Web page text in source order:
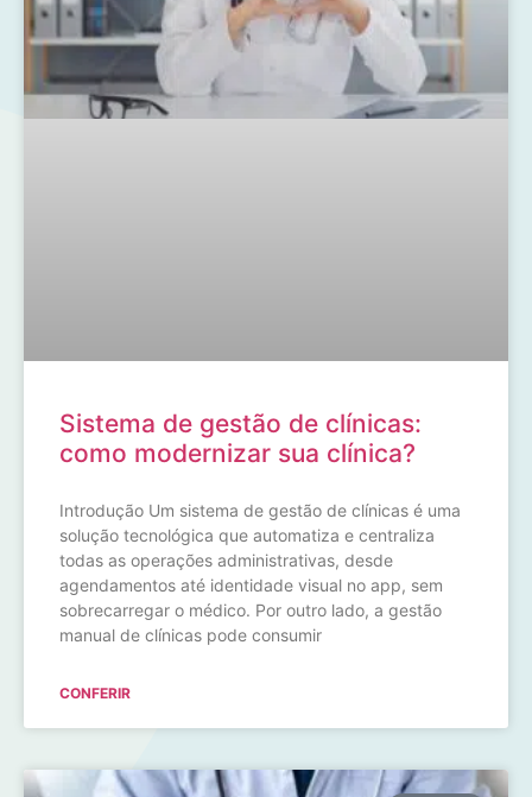
Sistema de gestão de clínicas:
como modernizar sua clínica?
Introdução Um sistema de gestão de clínicas é uma
solução tecnológica que automatiza e centraliza
todas as operações administrativas, desde
agendamentos até identidade visual no app, sem
sobrecarregar o médico. Por outro lado, a gestão
manual de clínicas pode consumir
CONFERIR